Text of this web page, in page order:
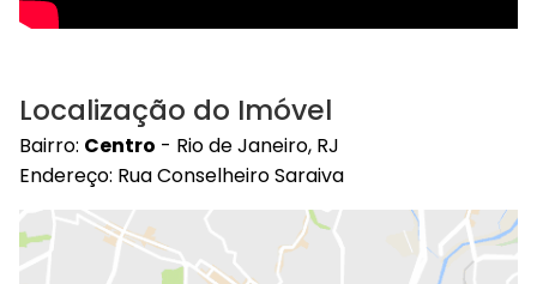
Localização do Imóvel
Bairro: Centro - Rio de Janeiro, RJ
Endereço: Rua Conselheiro Saraiva